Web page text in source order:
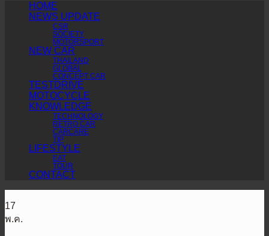
HOME
NEWS UPDATE
CSR
SOCIETY
MOTORSPORT
NEW CAR
THAILAND
GLOBAL
CONCEPT CAR
TESTDRIVE
MOTOCYCLE
KNOWLEDGE
TECHNOLOGY
RETRO CAR
CARCARE
TIP
LIFESTYLE
EAT
TOUR
CONTACT
17
พ.ค.